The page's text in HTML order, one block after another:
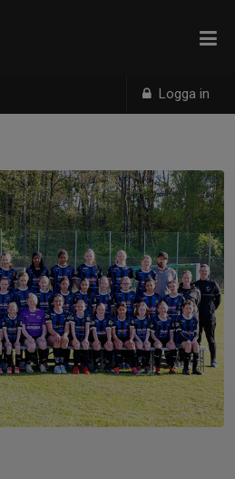
Logga in